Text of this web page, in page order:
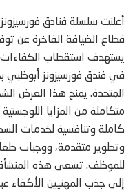
قطاع الضيافة الفاخرة عن
يستهدف استقطاب
في فندق فورسيزونز أبوظبي
المتحدة. يمنح هذا العرض
متكاملة من المزايا
كاملة وتنافسية لخدمات
وتطوير متقدمة، ووجبات
للموظف. تسعى هذه المنشأة
إلى جذب المهنيين